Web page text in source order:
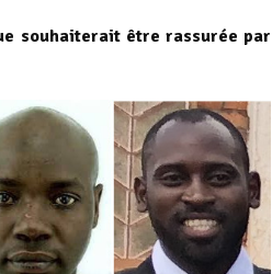
souhaiterait être rassurée par